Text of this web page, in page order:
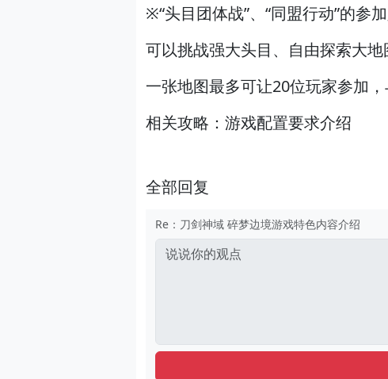
※“头目团体战”、“同盟行动”的参
可以挑战强大头目、自由探索大地
一张地图最多可让20位玩家参加
相关攻略：游戏配置要求介绍
全部回复
Re：刀剑神域 碎梦边境游戏特色内容介绍